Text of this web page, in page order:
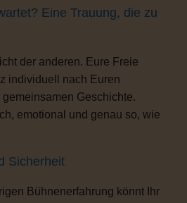
Eine Trauung, die zu
der anderen. Eure Freie
individuell nach Euren
Geschichte.
emotional und genau so, wie
Sicherheit
Bühnenerfahrung könnt Ihr